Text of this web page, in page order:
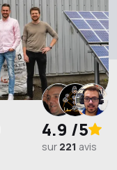
4.9 /5
sur 221 avis